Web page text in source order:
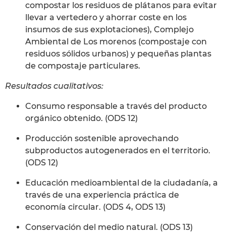
compostar los residuos de plátanos para evitar
llevar a vertedero y ahorrar coste en los
insumos de sus explotaciones), Complejo
Ambiental de Los morenos (compostaje con
residuos sólidos urbanos) y pequeñas plantas
de compostaje particulares.
Resultados cualitativos:
Consumo responsable a través del producto
orgánico obtenido. (ODS 12)
Producción sostenible aprovechando
subproductos autogenerados en el territorio.
(ODS 12)
Educación medioambiental de la ciudadanía, a
través de una experiencia práctica de
economía circular. (ODS 4, ODS 13)
Conservación del medio natural. (ODS 13)